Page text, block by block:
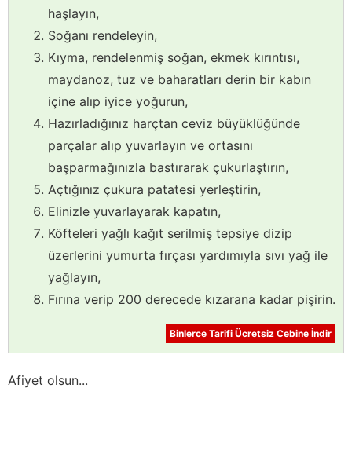
haşlayın,
Soğanı rendeleyin,
Kıyma, rendelenmiş soğan, ekmek kırıntısı,
maydanoz, tuz ve baharatları derin bir kabın
içine alıp iyice yoğurun,
Hazırladığınız harçtan ceviz büyüklüğünde
parçalar alıp yuvarlayın ve ortasını
başparmağınızla bastırarak çukurlaştırın,
Açtığınız çukura patatesi yerleştirin,
Elinizle yuvarlayarak kapatın,
Köfteleri yağlı kağıt serilmiş tepsiye dizip
üzerlerini yumurta fırçası yardımıyla sıvı yağ ile
yağlayın,
Fırına verip 200 derecede kızarana kadar pişirin.
Binlerce Tarifi Ücretsiz Cebine İndir
Afiyet olsun...